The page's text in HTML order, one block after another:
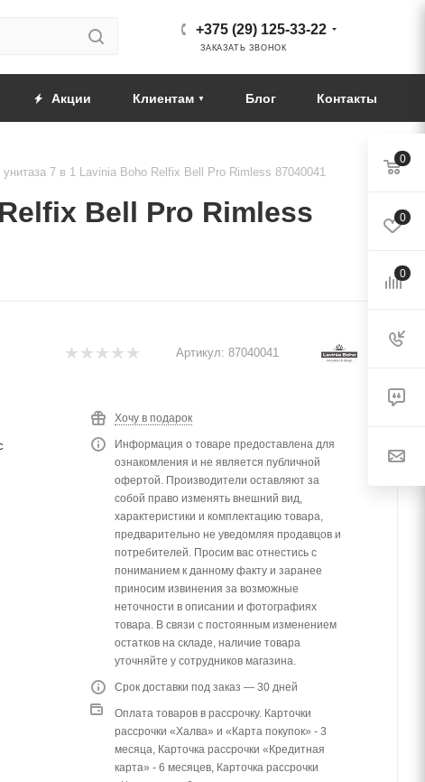
+375 (29) 125-33-22
ЗАКАЗАТЬ ЗВОНОК
Акции Клиентам Блог Контакты
7 в 1 Lavinia Boho Relfix Bell Pro Rimless 87040041
Bell Pro Rimless
Артикул: 87040041
Хочу в подарок
Информация о товаре предоставлена для
ознакомления и не является публичной
офертой. Производители оставляют за
собой право изменять внешний вид,
характеристики и комплектацию товара,
предварительно не уведомляя продавцов и
потребителей. Просим вас отнестись с
пониманием к данному факту и заранее
приносим извинения за возможные
неточности в описании и фотографиях
товара. В связи с постоянным изменением
остатков на складе, наличие товара
уточняйте у сотрудников магазина.
Срок доставки под заказ — 30 дней
Оплата товаров в рассрочку. Карточки
рассрочки «Халва» и «Карта покупок» - 3
месяца, Карточка рассрочки «Кредитная
карта» - 6 месяцев, Карточка рассрочки
0
0
0